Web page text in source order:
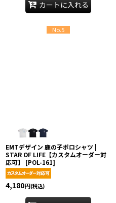
カートに入れる
No.5
EMTデザイン 鹿の子ポロシャツ |
STAR OF LIFE【カスタムオーダー対
応可】
[POL-161]
4,180円(税込)